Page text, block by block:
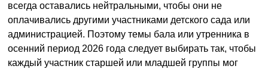
всегда оставались нейтральными, чтобы они не
оплачивались другими участниками детского сада или
администрацией. Поэтому темы бала или утренника в
осенний период 2026 года следует выбирать так, чтобы
каждый участник старшей или младшей группы мог